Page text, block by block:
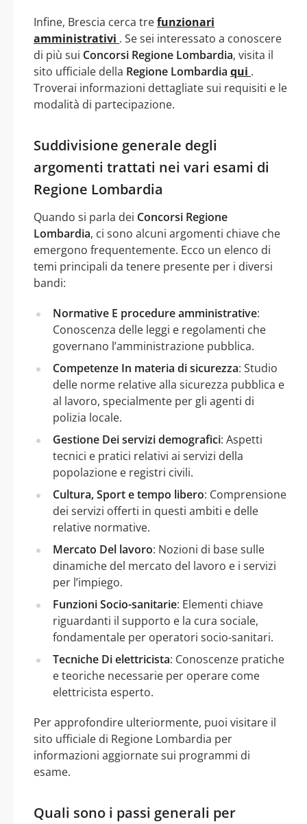
Infine, Brescia cerca trefunzionari
amministrativi . Se sei interessato a conoscere
di più sui Concorsi Regione Lombardia, visita il
sito ufficiale della Regione Lombardia qui .
Troverai informazioni dettagliate sui requisiti e le
modalità di partecipazione.
Suddivisione generale degli
argomenti trattati nei vari esami di
Regione Lombardia
Quando si parla dei Concorsi Regione
Lombardia, ci sono alcuni argomenti chiave che
emergono frequentemente. Ecco un elenco di
temi principali da tenere presente per i diversi
bandi:
Normative E procedure amministrative:
Conoscenza delle leggi e regolamenti che
governano l’amministrazione pubblica.
Competenze In materia di sicurezza: Studio
delle norme relative alla sicurezza pubblica e
al lavoro, specialmente per gli agenti di
polizia locale.
Gestione Dei servizi demografici: Aspetti
tecnici e pratici relativi ai servizi della
popolazione e registri civili.
Cultura, Sport e tempo libero: Comprensione
dei servizi offerti in questi ambiti e delle
relative normative.
Mercato Del lavoro: Nozioni di base sulle
dinamiche del mercato del lavoro e i servizi
per l’impiego.
Funzioni Socio-sanitarie: Elementi chiave
riguardanti il supporto e la cura sociale,
fondamentale per operatori socio-sanitari.
Tecniche Di elettricista: Conoscenze pratiche
e teoriche necessarie per operare come
elettricista esperto.
Per approfondire ulteriormente, puoi visitare il
sito ufficiale di Regione Lombardia per
informazioni aggiornate sui programmi di
esame.
Quali sono i passi generali per